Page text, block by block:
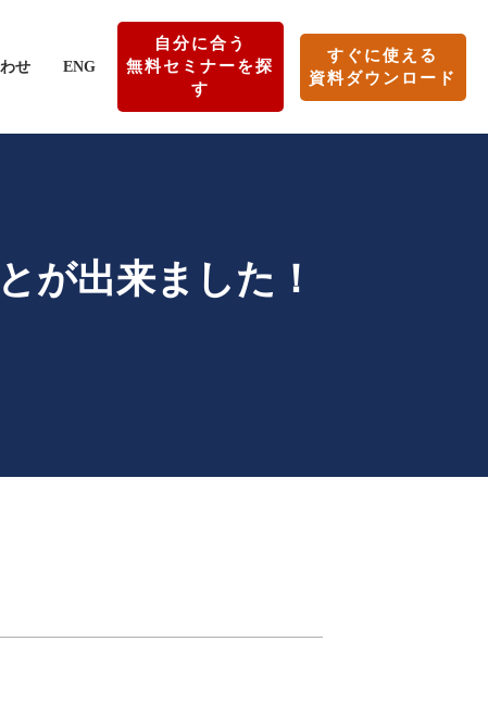
せ ENG
自分に合う
無料セミナーを探
す
すぐに使える
資料ダウンロード
が出来ました！